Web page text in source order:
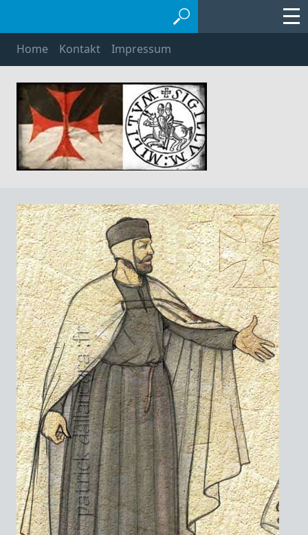
Home Kontakt Impressum